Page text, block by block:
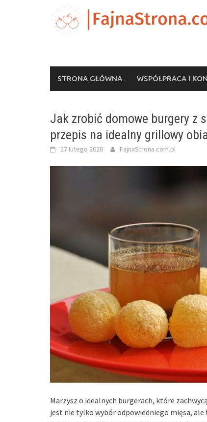
STRONA GŁÓWNA WSPÓŁPRACA I
Jak zrobić domowe burgery z
przepis na idealny grillowy
27 lutego 2020 FajnaStrona.com.pl
Marzysz o idealnych burgerach, które
jest nie tylko wybór odpowiedniego mięsa,